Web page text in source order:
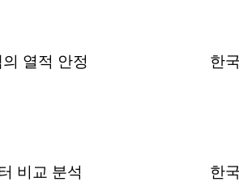
열적 안정
한
비교 분석 한